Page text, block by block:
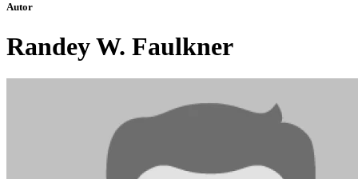
Autor
Randey W. Faulkner